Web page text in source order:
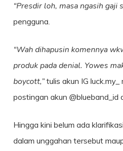
“Presdir loh, masa ngasih gaji
pengguna.
“Wah dihapusin komennya
produk pada denial. Yowes
boycott,”tulis akun IG luck.my_
postingan akun @blueband_id
Hingga kini belum ada
dalam unggahan tersebut